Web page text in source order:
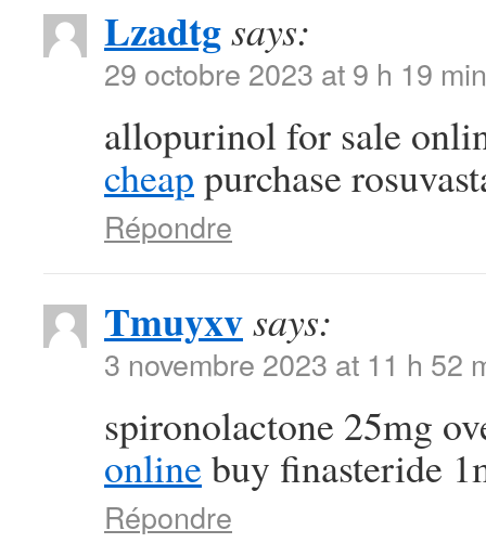
Lzadtgsays:
29 octobre 2023 at 9 h 19 min
allopurinol for sale
cheap purchase
Répondre
Tmuyxvsays:
3 novembre 2023 at 11 h 52
spironolactone 25mg
online buy finasteride
Répondre